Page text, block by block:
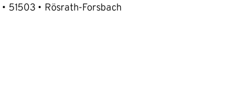
51503 Rösrath-Forsbach